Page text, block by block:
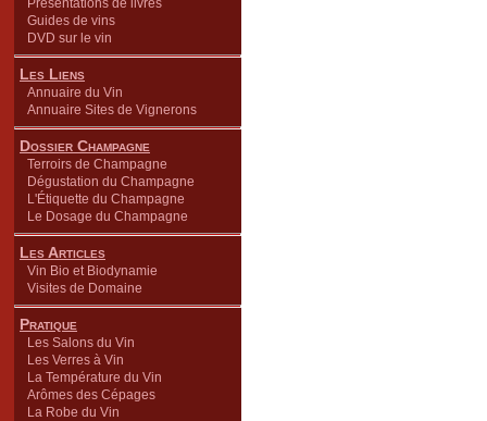
Présentations de livres
Guides de vins
DVD sur le vin
Les Liens
Annuaire du Vin
Annuaire Sites de Vignerons
Dossier Champagne
Terroirs de Champagne
Dégustation du Champagne
L'Étiquette du Champagne
Le Dosage du Champagne
Les Articles
Vin Bio et Biodynamie
Visites de Domaine
Pratique
Les Salons du Vin
Les Verres à Vin
La Température du Vin
Arômes des Cépages
La Robe du Vin